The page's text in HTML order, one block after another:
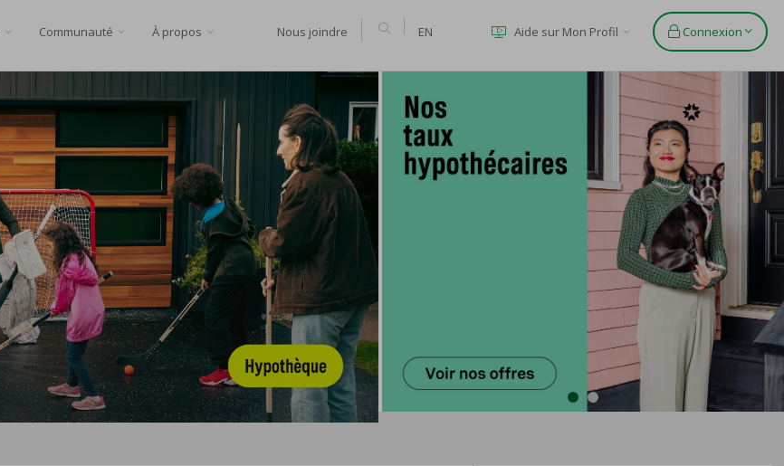
Communauté À propos Nous joindre EN Aide sur Mon Profil Connexion